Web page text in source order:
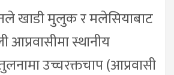
खाडी मुलुक र मलेसियाबाट
आप्रवासीमा स्थानीय
उच्चरक्तचाप (आप्रवासी